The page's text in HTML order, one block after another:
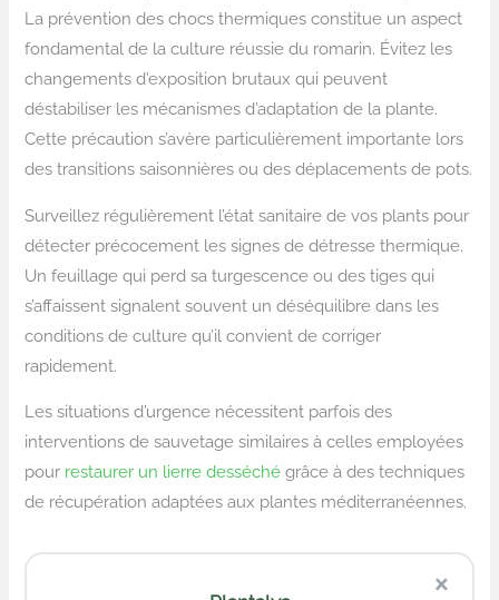
La prévention des chocs thermiques constitue un aspect
fondamental de la culture réussie du romarin. Évitez les
changements d’exposition brutaux qui peuvent
déstabiliser les mécanismes d’adaptation de la plante.
Cette précaution s’avère particulièrement importante lors
des transitions saisonnières ou des déplacements de pots.
Surveillez régulièrement l’état sanitaire de vos plants pour
détecter précocement les signes de détresse thermique.
Un feuillage qui perd sa turgescence ou des tiges qui
s’affaissent signalent souvent un déséquilibre dans les
conditions de culture qu’il convient de corriger
rapidement.
Les situations d’urgence nécessitent parfois des
interventions de sauvetage similaires à celles employées
pour restaurer un lierre desséché grâce à des techniques
de récupération adaptées aux plantes méditerranéennes.
×